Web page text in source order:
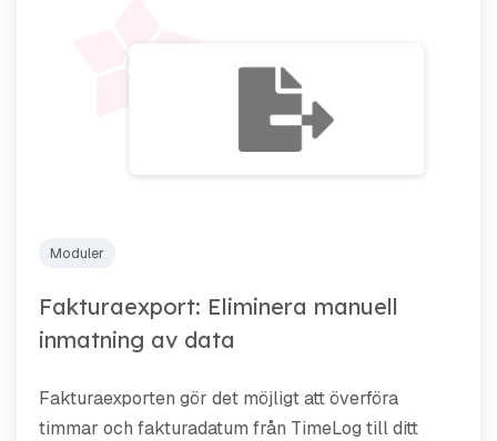
Moduler
Fakturaexport: Eliminera manuell
inmatning av data
Fakturaexporten gör det möjligt att överföra
timmar och fakturadatum från TimeLog till ditt